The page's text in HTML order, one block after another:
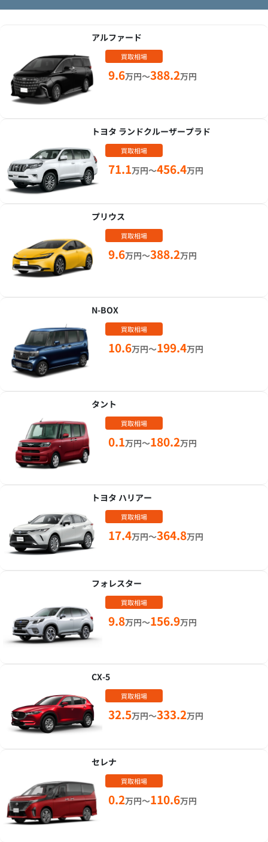
アルファード
買取相場
9.6万円～388.2万円
トヨタ ランドクルーザープラド
買取相場
71.1万円～456.4万円
プリウス
買取相場
9.6万円～388.2万円
N-BOX
買取相場
10.6万円～199.4万円
タント
買取相場
0.1万円～180.2万円
トヨタ ハリアー
買取相場
17.4万円～364.8万円
フォレスター
買取相場
9.8万円～156.9万円
CX-5
買取相場
32.5万円～333.2万円
セレナ
買取相場
0.2万円～110.6万円